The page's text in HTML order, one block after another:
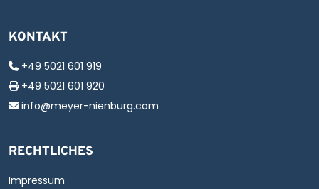
KONTAKT
+49 5021 601 919
+49 5021 601 920
info@meyer-nienburg.com
RECHTLICHES
Impressum